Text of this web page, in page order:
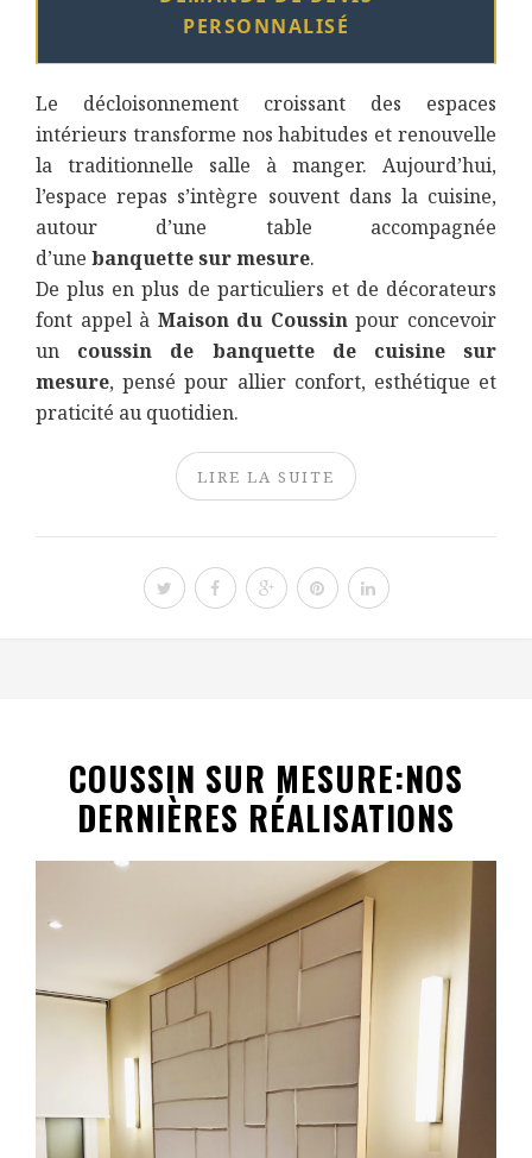
PERSONNALISÉ
Le décloisonnement croissant des espaces
intérieurs transforme nos habitudes et renouvelle
la traditionnelle salle à manger. Aujourd’hui,
l’espace repas s’intègre souvent dans la cuisine,
autour d’une table accompagnée
d’une banquette sur mesure.
De plus en plus de particuliers et de décorateurs
font appel à Maison du Coussinpour concevoir
un coussin de banquette de cuisine sur
mesure, pensé pour allier confort, esthétique et
praticité au quotidien.
LIRE LA SUITE
COUSSIN SUR MESURE:NOS
DERNIÈRES RÉALISATIONS